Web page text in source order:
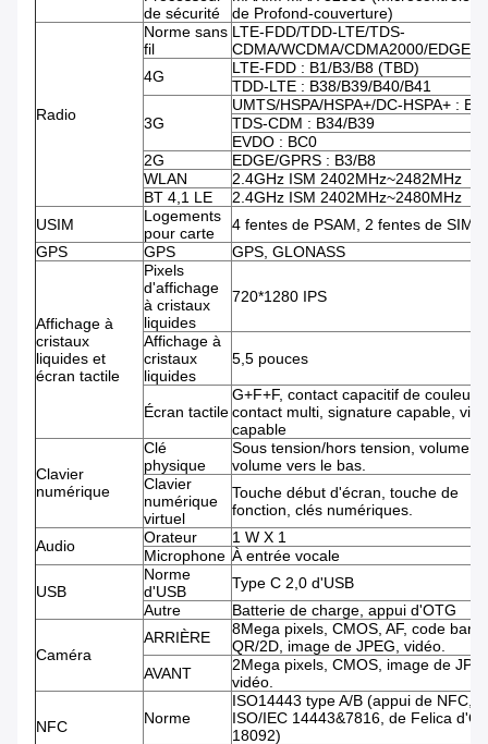
de sécurité
de Profond-couverture)
Radio
Norme sans
fil
LTE-FDD/TDD-LTE/TDS-
CDMA/WCDMA/CDMA2000/EDGE/
4G
LTE-FDD : B1/B3/B8 (TBD)
TDD-LTE : B38/B39/B40/B41
3G
UMTS/HSPA/HSPA+/DC-HSPA+ :
TDS-CDM : B34/B39
EVDO : BC0
2G
EDGE/GPRS : B3/B8
WLAN
2.4GHz ISM 2402MHz~2482MHz
BT 4,1 LE
2.4GHz ISM 2402MHz~2480MHz
USIM
Logements
pour carte
4 fentes de PSAM, 2 fentes de SIM
GPS
GPS GPS, GLONASS
Affichage à
cristaux
liquides et
écran tactile
Pixels
d'affichage
à cristaux
liquides
720*1280 IPS
Affichage à
cristaux
liquides
5,5 pouces
Écran tactile
G+F+F, contact capacitif de couleur,
contact multi, signature capable,
capable
Clavier
numérique
Clé
physique
Sous tension/hors tension, volume,
volume vers le bas.
Clavier
numérique
virtuel
Touche début d'écran, touche de
fonction, clés numériques.
Audio Orateur
1 W X 1
Microphone À entrée vocale
USB
Norme
d'USB
Type C 2,0 d'USB
Autre
Batterie de charge, appui d'OTG
Caméra
ARRIÈRE
8Mega pixels, CMOS, AF, code
QR/2D, image de JPEG, vidéo.
AVANT
2Mega pixels, CMOS, image de
vidéo.
NFC Norme
ISO14443 type A/B (appui de NFC,
ISO/IEC 14443&7816, de Felica
18092)